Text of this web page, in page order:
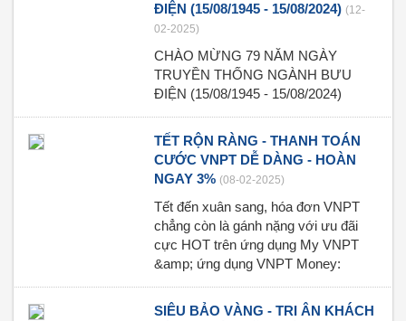
ĐIỆN (15/08/1945 - 15/08/2024) (12-
02-2025)
CHÀO MỪNG 79 NĂM NGÀY
TRUYỀN THỐNG NGÀNH BƯU
ĐIỆN (15/08/1945 - 15/08/2024)
TẾT RỘN RÀNG - THANH TOÁN
CƯỚC VNPT DỄ DÀNG - HOÀN
NGAY 3% (08-02-2025)
Tết đến xuân sang, hóa đơn VNPT
chẳng còn là gánh nặng với ưu đãi
cực HOT trên ứng dụng My VNPT
&amp; ứng dụng VNPT Money:
SIÊU BẢO VÀNG - TRI ÂN KHÁCH